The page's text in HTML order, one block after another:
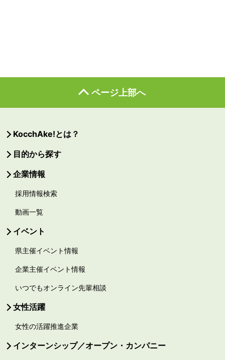
ページ上部へ
KocchAke!とは？
目的から探す
企業情報
採用情報検索
動画一覧
イベント
県主催イベント情報
企業主催イベント情報
いつでもオンライン先輩相談
女性活躍
女性の活躍推進企業
インターンシップ／オープン・カンパニー